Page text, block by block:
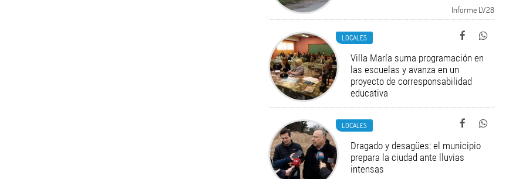
Informe LV28
LOCALES
Villa María suma programación en
las escuelas y avanza en un
proyecto de corresponsabilidad
educativa
LOCALES
Dragado y desagües: el municipio
prepara la ciudad ante lluvias
intensas